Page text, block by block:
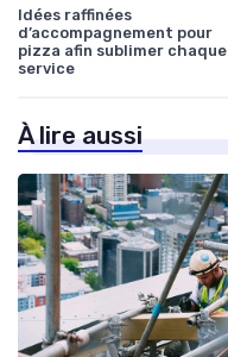
Idées raffinées
d’accompagnement pour
pizza afin sublimer chaque
service
À lire aussi